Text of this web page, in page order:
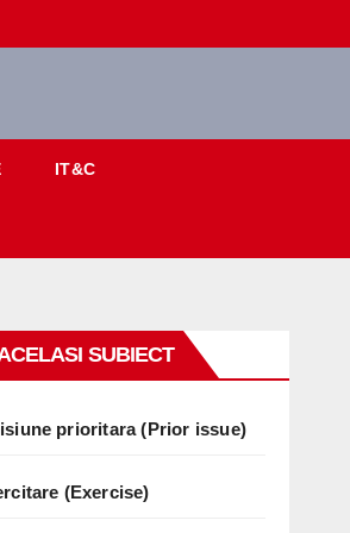
IT&C
SUBIECT
prioritara (Prior issue)
(Exercise)